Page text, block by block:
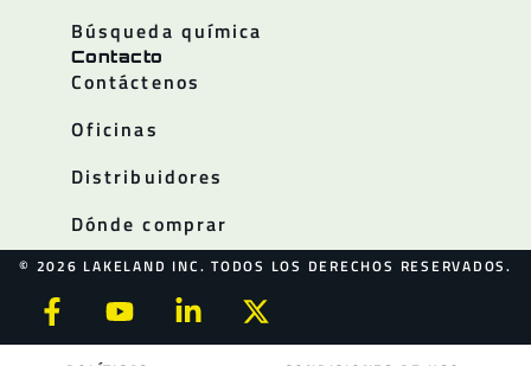
Búsqueda química
Contacto
Contáctenos
Oficinas
Distribuidores
Dónde comprar
© 2026 LAKELAND INC. TODOS LOS DERECHOS RESERVADOS.